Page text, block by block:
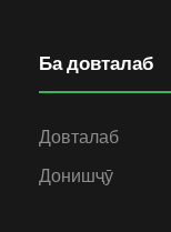
Ба довталаб
Довталаб
Донишҷӯ